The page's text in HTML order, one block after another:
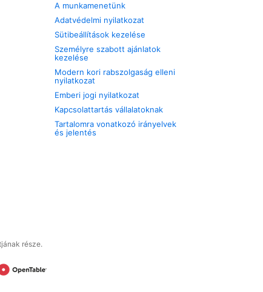
A munkamenetünk
Adatvédelmi nyilatkozat
Sütibeállítások kezelése
Személyre szabott ajánlatok
kezelése
Modern kori rabszolgaság elleni
nyilatkozat
Emberi jogi nyilatkozat
Kapcsolattartás vállalatoknak
Tartalomra vonatkozó irányelvek
és jelentés
része.